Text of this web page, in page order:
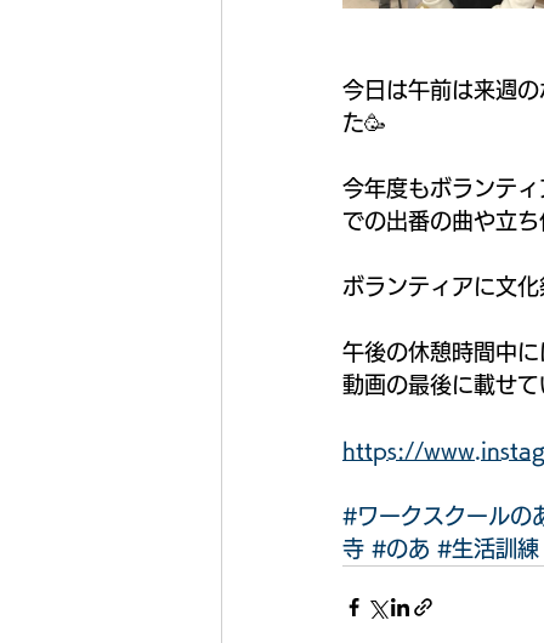
今日は午前は来週
た🥳
今年度もボランテ
での出番の曲や立
ボランティアに文
午後の休憩時間中
動画の最後に載せ
https://
#ワークスクールの
寺 #のあ #生活訓練